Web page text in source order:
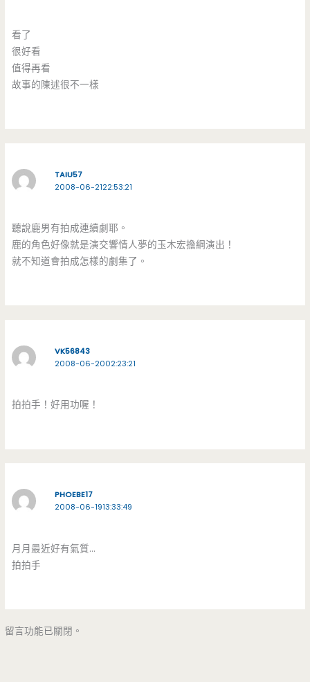
看了
很好看
值得再看
故事的陳述很不一樣
TAIU57
2008-06-2122:53:21
聽說鹿男有拍成連續劇耶。
鹿的角色好像就是演交響情人夢的玉木宏擔綱演出！
就不知道會拍成怎樣的劇集了。
VK56843
2008-06-2002:23:21
拍拍手！好用功喔！
PHOEBE17
2008-06-1913:33:49
月月最近好有氣質…
拍拍手
留言功能已關閉。